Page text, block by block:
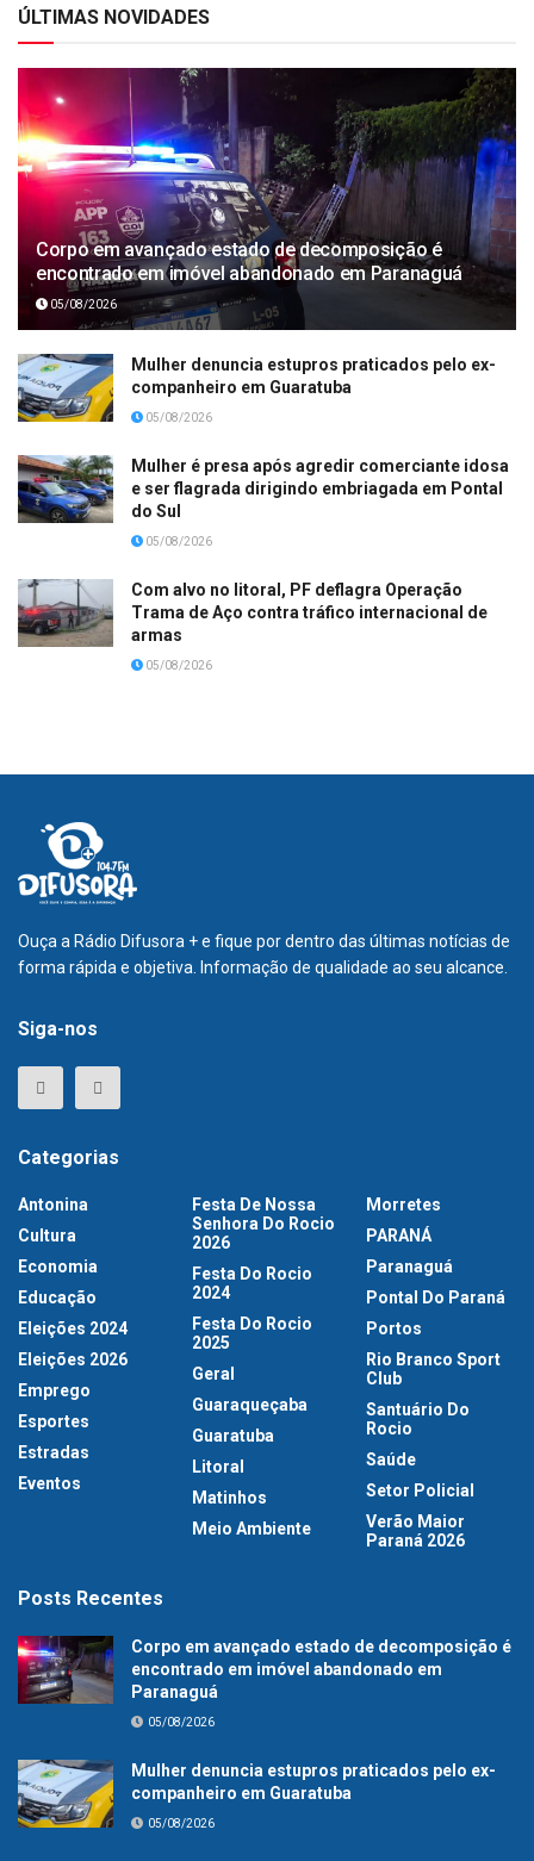
ÚLTIMAS NOVIDADES
Corpo em avançado estado de decomposição é
encontrado em imóvel abandonado em Paranaguá
05/08/2026
Mulher denuncia estupros praticados pelo ex-
companheiro em Guaratuba
05/08/2026
Mulher é presa após agredir comerciante idosa
e ser flagrada dirigindo embriagada em Pontal
do Sul
05/08/2026
Com alvo no litoral, PF deflagra Operação
Trama de Aço contra tráfico internacional de
armas
05/08/2026
Ouça a Rádio Difusora + e fique por dentro das últimas notícias de
forma rápida e objetiva. Informação de qualidade ao seu alcance.
Siga-nos
Categorias
Antonina
Cultura
Economia
Educação
Eleições 2024
Eleições 2026
Emprego
Esportes
Estradas
Eventos
Festa De Nossa
Senhora Do Rocio
2026
Festa Do Rocio
2024
Festa Do Rocio
2025
Geral
Guaraqueçaba
Guaratuba
Litoral
Matinhos
Meio Ambiente
Morretes
PARANÁ
Paranaguá
Pontal Do Paraná
Portos
Rio Branco Sport
Club
Santuário Do
Rocio
Saúde
Setor Policial
Verão Maior
Paraná 2026
Posts Recentes
Corpo em avançado estado de decomposição é
encontrado em imóvel abandonado em
Paranaguá
05/08/2026
Mulher denuncia estupros praticados pelo ex-
companheiro em Guaratuba
05/08/2026